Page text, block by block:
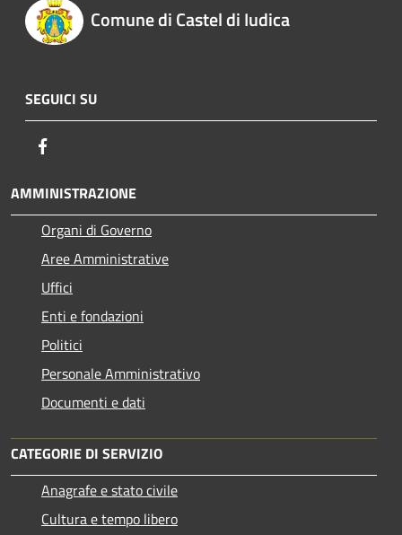
Comune di Castel di Iudica
SEGUICI SU
AMMINISTRAZIONE
Organi di Governo
Aree Amministrative
Uffici
Enti e fondazioni
Politici
Personale Amministrativo
Documenti e dati
CATEGORIE DI SERVIZIO
Anagrafe e stato civile
Cultura e tempo libero